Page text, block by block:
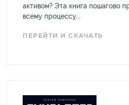
активом? Эта книга пошагово
всему процессу...
ПЕРЕЙТИ И СКАЧАТЬ